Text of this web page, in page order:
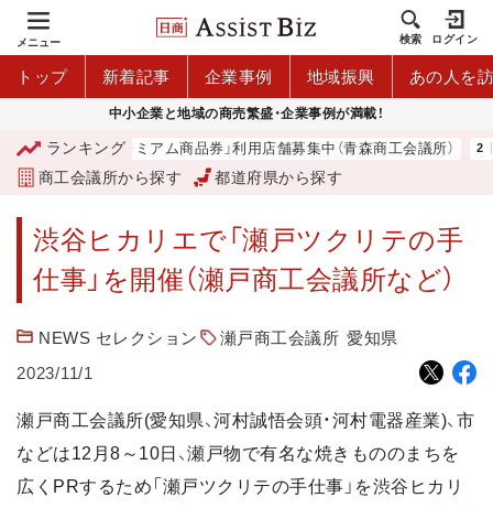
メニュー 検索 ログイン
トップ 新着記事 企業事例 地域振興 あの人を
中小企業と地域の商売繁盛・企業事例が満載！
ランキング
「青森市プレミアム商品券」利用店舗募集中（青森商工会議所）
商工会議所から探す 都道府県から探す
渋谷ヒカリエで「瀬戸ツクリテの手
仕事」を開催（瀬戸商工会議所など）
NEWS セレクション 瀬戸商工会議所 愛知県
2023/11/1
瀬戸商工会議所(愛知県、河村誠悟会頭・河村電器産業)、市
などは12月8～10日、瀬戸物で有名な焼きもののまちを
広くPRするため「瀬戸ツクリテの手仕事」を渋谷ヒカリ